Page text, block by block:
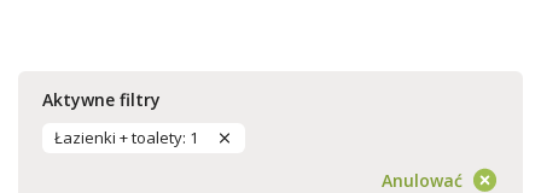
Aktywne filtry
Łazienki + toalety: 1
Anulować